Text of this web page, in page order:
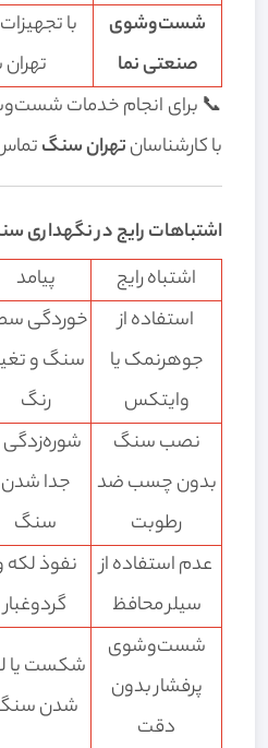
شست‌وشوی
صنعتی نما
با
📞 برای انجام خدمات
با کارشناسانتهران سنگ
اشتباهات رایج در نگهداری
اشتباه رایج
پیامد
استفاده از
جوهرنمک یا
وایتکس
خوردگی
سنگ و
رنگ
نصب سنگ
بدون چسب ضد
رطوبت
جدا شدن
سنگ
عدم استفاده از
سیلر محافظ
نفوذ لکه
گردوغبار
شست‌وشوی
پرفشار بدون
دقت
شکست یا
شدن